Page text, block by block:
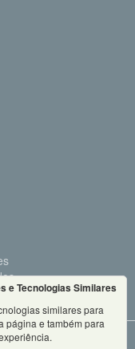
Reservados
e Tecnologias Similares
similares para
página e também para